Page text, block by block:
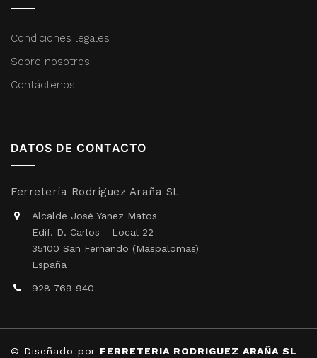
Condiciones legales
Sobre nosotros
Contáctenos
DATOS DE CONTACTO
Ferretería Rodríguez Araña SL
Alcalde José Yanez Matos
Edif. D. Carlos - Local 22
35100 San Fernando (Maspalomas)
España
928 769 940
© Diseñado por FERRETERIA RODRIGUEZ ARAÑA SL